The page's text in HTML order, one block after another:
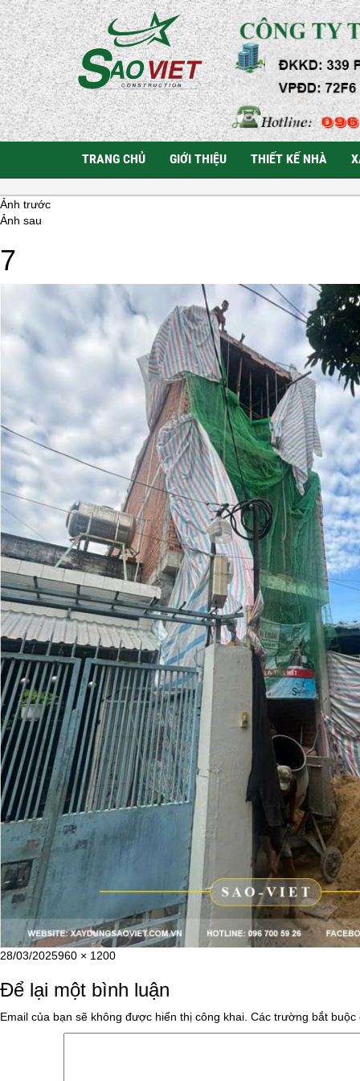
TRANG CHỦ GIỚI THIỆU THIẾT KẾ NHÀ
Ảnh trước
Ảnh sau
7
Đăng
ngày
28/03/2025Kích
đầy
960 × 1200
Để lại một bình luận
Email của bạn sẽ không được hiển thị công khai. Các trường bắt buộc